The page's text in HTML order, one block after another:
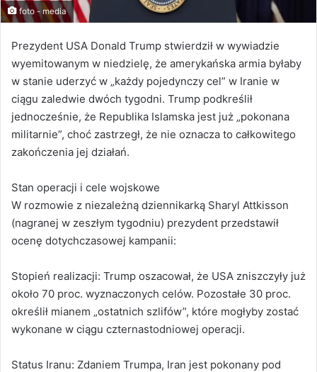
foto - media
Prezydent USA Donald Trump stwierdził w wywiadzie
wyemitowanym w niedzielę, że amerykańska armia byłaby
w stanie uderzyć w „każdy pojedynczy cel” w Iranie w
ciągu zaledwie dwóch tygodni. Trump podkreślił
jednocześnie, że Republika Islamska jest już „pokonana
militarnie”, choć zastrzegł, że nie oznacza to całkowitego
zakończenia jej działań.
Stan operacji i cele wojskowe
W rozmowie z niezależną dziennikarką Sharyl Attkisson
(nagranej w zeszłym tygodniu) prezydent przedstawił
ocenę dotychczasowej kampanii:
Stopień realizacji: Trump oszacował, że USA zniszczyły już
około 70 proc. wyznaczonych celów. Pozostałe 30 proc.
określił mianem „ostatnich szlifów”, które mogłyby zostać
wykonane w ciągu czternastodniowej operacji.
Status Iranu: Zdaniem Trumpa, Iran jest pokonany pod